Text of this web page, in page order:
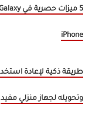
iPhone
وتحويله لجهاز منزلي مفيد